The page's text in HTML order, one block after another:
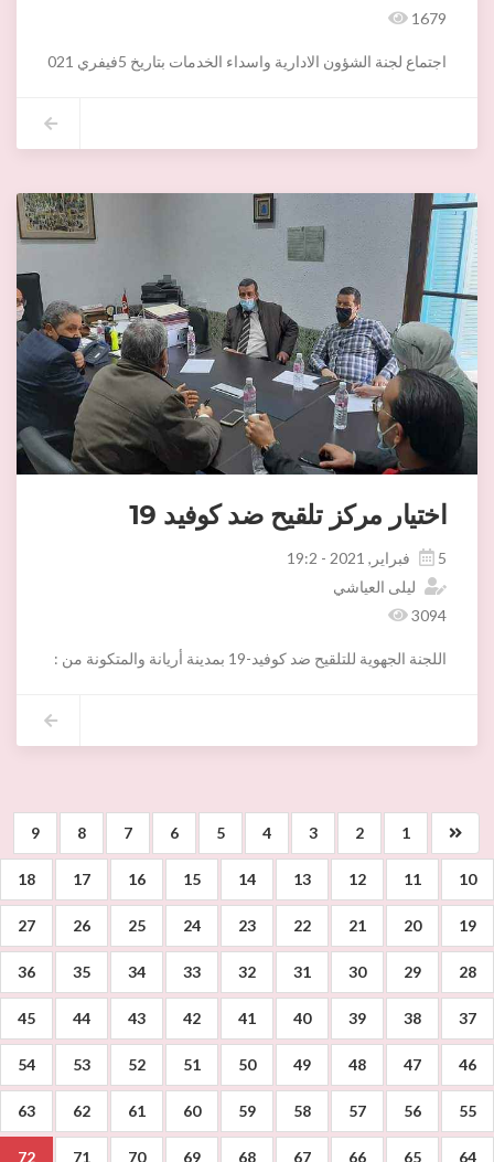
1679
اجتماع لجنة الشؤون الادارية واسداء الخدمات بتاريخ 5فيفري 2021 حول مواضيع تركيز الموزعات الآلية للوقوف و الخدمات عن بعد وتسمية الانهج والساحات
اختيار مركز تلقيح ضد كوفيد 19
5 فبراير, 2021 - 19:2
ليلى العياشي
3094
اللجنة الجهوية للتلقيح ضد كوفيد-19 بمدينة أريانة والمتكونة من :
1
2
3
4
5
6
7
8
9
10
11
12
13
14
15
16
17
18
19
20
21
22
23
24
25
26
27
28
29
30
31
32
33
34
35
36
37
38
39
40
41
42
43
44
45
46
47
48
49
50
51
52
53
54
55
56
57
58
59
60
61
62
63
64
65
66
67
68
69
70
71
72